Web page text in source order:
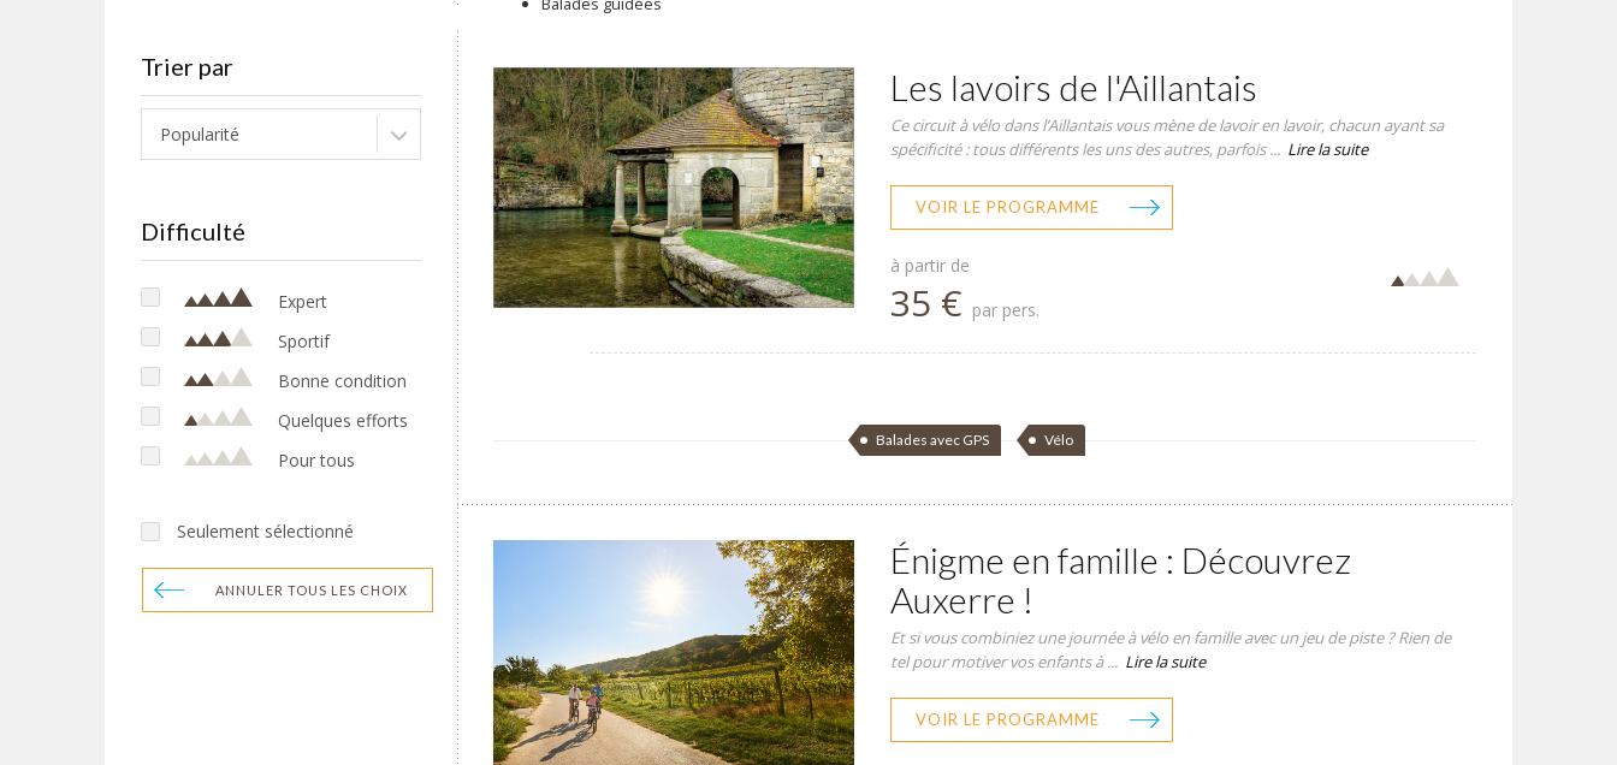
Trier par
Popularité
Difficulté
Expert
Sportif
Bonne condition
Quelques efforts
Pour tous
Seulement sélectionné
ANNULER TOUS LES CHOIX
Les lavoirs de l'Aillantais
Ce circuit à vélo dans l’Aillantais vous mène de lavoir en lavoir, chacun ayant sa
spécificité : tous différents les uns des autres, parfois ... Lire la suite
VOIR LE PROGRAMME
à partir de
35 € par pers.
Balades avec GPS Vélo
Énigme en famille : Découvrez
Auxerre !
Et si vous combiniez une journée à vélo en famille avec un jeu de piste ? Rien de
tel pour motiver vos enfants à ... Lire la suite
VOIR LE PROGRAMME